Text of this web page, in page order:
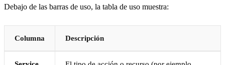
Debajo de las barras de uso, la tabla de uso muestra:
Columna Descripción